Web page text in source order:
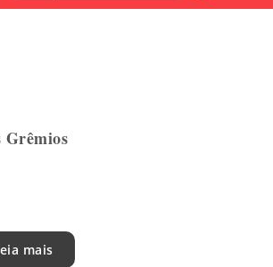
Grêmios
mais